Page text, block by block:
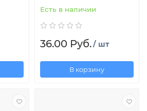
Есть в наличии
36.00 Руб./ шт
В корзину